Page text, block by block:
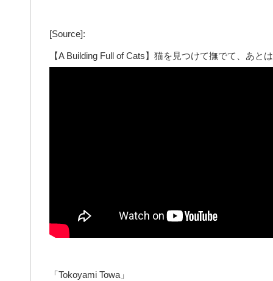
[Source]:
【A Building Full of Cats】猫を見つけて撫でて、あと
「Tokoyami Towa」